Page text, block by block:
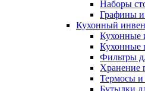
Наборы
Графины
Кухонный
Кухонные
Кухонные
Фильтры
Хранение
Термосы и